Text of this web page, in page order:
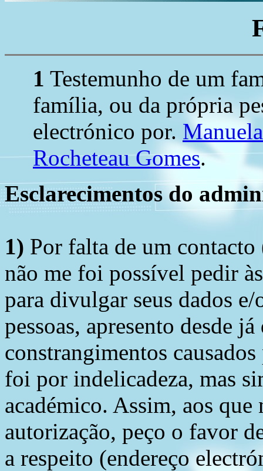
1 Testemunho de um
família, ou da própria
electrónico por.
Rocheteau Gomes.
Esclarecimentos do
1) Por falta de um
não me foi possível pedir
para divulgar seus dados
pessoas, apresento desde
constrangimentos
foi por indelicadeza, mas
académico. Assim, aos
autorização, peço o favor
a respeito (endereço